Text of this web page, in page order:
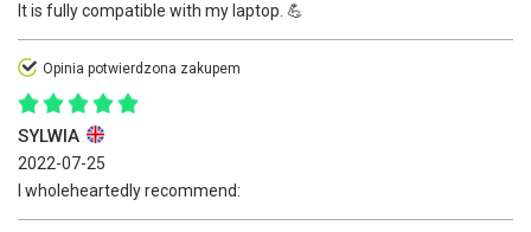
It is fully compatible with my laptop. 💪
Opinia potwierdzona zakupem
SYLWIA
2022-07-25
I wholeheartedly recommend: